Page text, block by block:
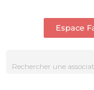
Espace